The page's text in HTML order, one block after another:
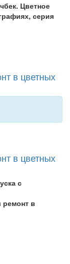
Цветное
серия
в цветных
в цветных
с
ремонт в